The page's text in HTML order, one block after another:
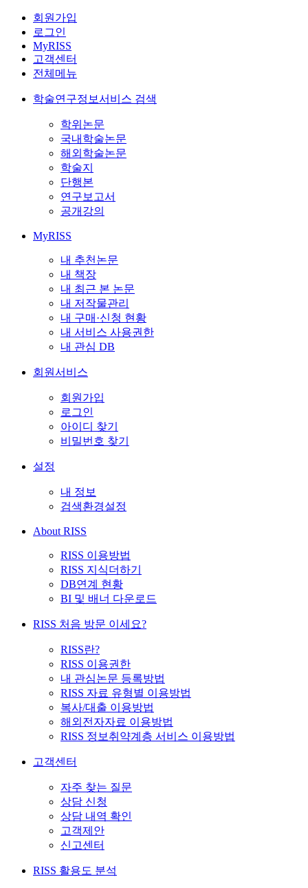
회원가입
로그인
MyRISS
고객센터
전체메뉴
학술연구정보서비스 검색
학위논문
국내학술논문
해외학술논문
학술지
단행본
연구보고서
공개강의
MyRISS
내 추천논문
내 책장
내 최근 본 논문
내 저작물관리
내 구매·신청 현황
내 서비스 사용권한
내 관심 DB
회원서비스
회원가입
로그인
아이디 찾기
비밀번호 찾기
설정
내 정보
검색환경설정
About RISS
RISS 이용방법
RISS 지식더하기
DB연계 현황
BI 및 배너 다운로드
RISS 처음 방문 이세요?
RISS란?
RISS 이용권한
내 관심논문 등록방법
RISS 자료 유형별 이용방법
복사/대출 이용방법
해외전자자료 이용방법
RISS 정보취약계층 서비스 이용방법
고객센터
자주 찾는 질문
상담 신청
상담 내역 확인
고객제안
신고센터
RISS 활용도 분석